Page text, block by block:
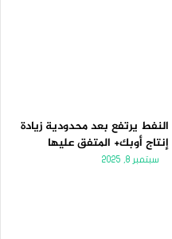
النفط يرتفع بعد محدودية زيادة
إنتاج أوبك+ المتفق عليها
سبتمبر 8, 2025